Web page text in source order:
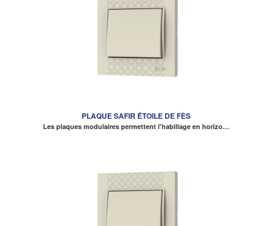
PLAQUE SAFIR ÉTOILE DE FÈS
Les plaques modulaires permettent l'habillage en horizo…